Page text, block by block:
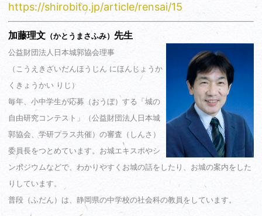
https://shirobito.jp/article/rensai/15
加藤理文 （かとうまさふみ） 先生
公益財団法人日本城郭協会理事
（こうえきざいだんほうじん にほんじょうか
くきょうかい りじ）
毎年、小中学生が応募（おうぼ）する「城の
自由研究コンテスト」（公益財団法人日本城
郭協会、学研プラス共催）の審査（しんさ）
委員長をつとめています。お城エキスポやシ
ンポジウムなどで、わかりやすくお城の話をしたり、お城の案内をした
りしています。
普段（ふだん）は、静岡県の中学校の社会科の教員をしています。